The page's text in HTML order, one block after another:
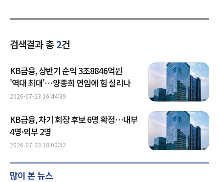
검색결과 총2건
KB금융, 상반기 순익 3조8846억원
'역대 최대'…양종희 연임에 힘 실리나
2026-07-23 16:44:39
KB금융, 차기 회장 후보 6명 확정…내부
4명·외부 2명
2026-07-03 18:00:52
많이 본 뉴스